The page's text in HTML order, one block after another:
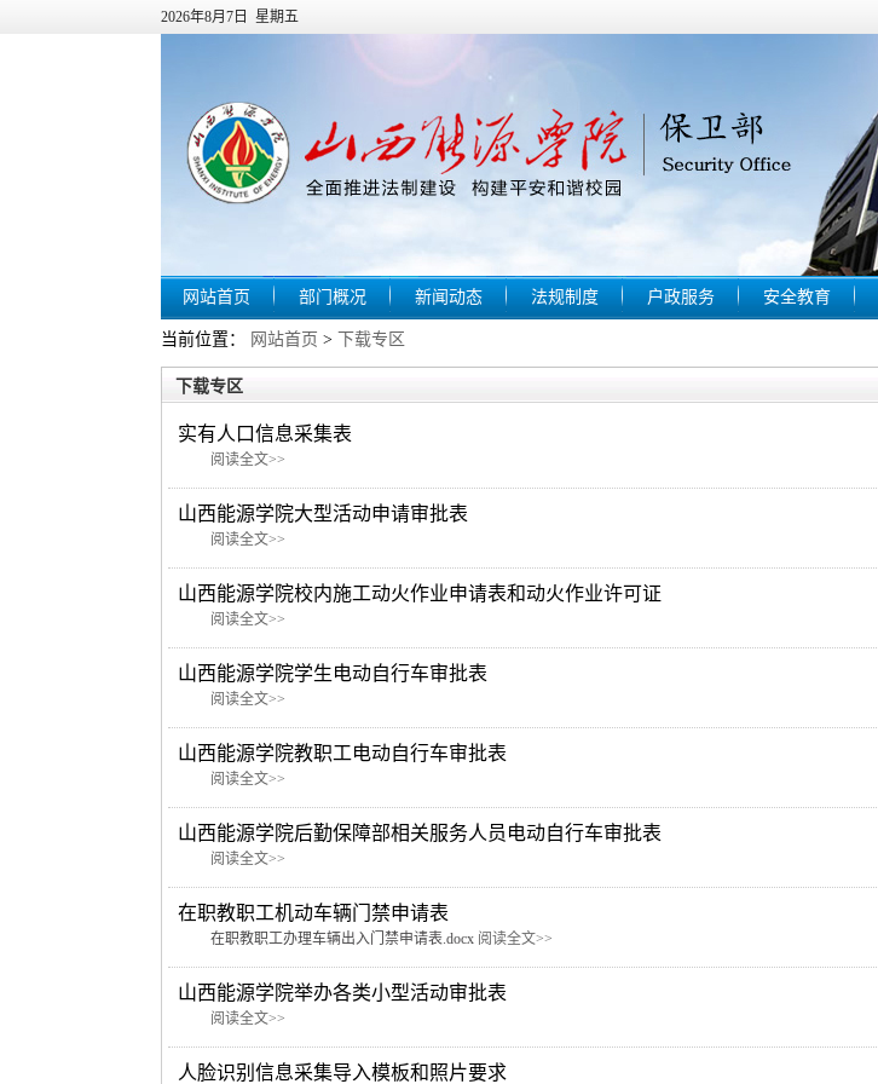
2026年8月7日 星期五
网站首页 部门概况 新闻动态 法规制度 户政服务 安全教育
当前位置： 网站首页 > 下载专区
下载专区
实有人口信息采集表
阅读全文>>
山西能源学院大型活动申请审批表
阅读全文>>
山西能源学院校内施工动火作业申请表和动火作业许可证
阅读全文>>
山西能源学院学生电动自行车审批表
阅读全文>>
山西能源学院教职工电动自行车审批表
阅读全文>>
山西能源学院后勤保障部相关服务人员电动自行车审批表
阅读全文>>
在职教职工机动车辆门禁申请表
在职教职工办理车辆出入门禁申请表.docx 阅读全文>>
山西能源学院举办各类小型活动审批表
阅读全文>>
人脸识别信息采集导入模板和照片要求